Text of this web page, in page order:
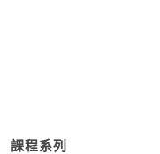
課程系列